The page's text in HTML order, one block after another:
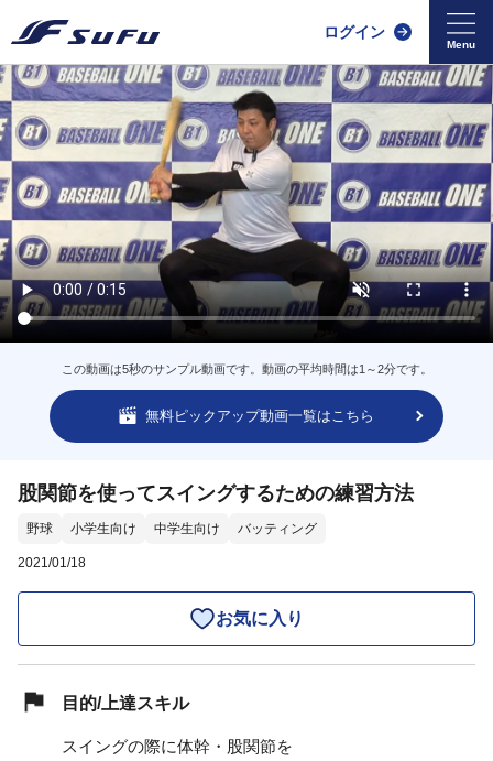
ログイン
この動画は5秒のサンプル動画です。動画の平均時間は1～2分です。
無料ピックアップ動画一覧はこちら
股関節を使ってスイングするための練習方法
野球 小学生向け 中学生向け バッティング
2021/01/18
お気に入り
目的/上達スキル
スイングの際に体幹・股関節を